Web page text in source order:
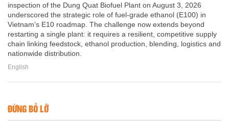
inspection of the Dung Quat Biofuel Plant on August 3, 2026
underscored the strategic role of fuel-grade ethanol (E100) in
Vietnam’s E10 roadmap. The challenge now extends beyond
restarting a single plant: it requires a resilient, competitive supply
chain linking feedstock, ethanol production, blending, logistics and
nationwide distribution.
English
ĐỪNG BỎ LỠ